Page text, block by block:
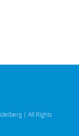
| All Rights